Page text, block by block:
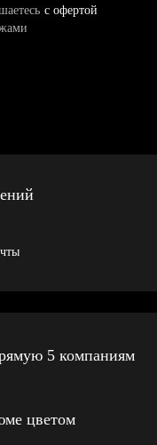
с офертой
5 компаниям
цветом